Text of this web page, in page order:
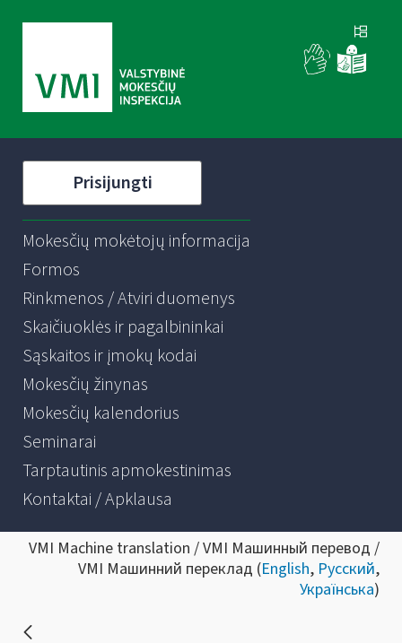
Prisijungti
Mokesčių mokėtojų informacija
Formos
Rinkmenos / Atviri duomenys
Skaičiuoklės ir pagalbininkai
Sąskaitos ir įmokų kodai
Mokesčių žinynas
Mokesčių kalendorius
Seminarai
Tarptautinis apmokestinimas
Kontaktai / Apklausa
VMI Machine translation / VMI Машинный перевод /
VMI Машинний переклад (English, Русский,
Українська)